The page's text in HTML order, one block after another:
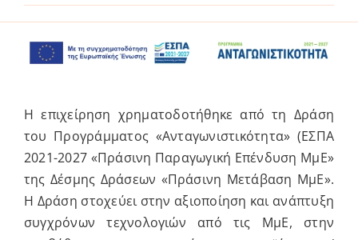
Η επιχείρηση χρηματοδοτήθηκε από τη Δράση
του Προγράμματος «Ανταγωνιστικότητα» (ΕΣΠΑ
2021-2027 «Πράσινη Παραγωγική Επένδυση ΜμΕ»
της Δέσμης Δράσεων «Πράσινη Μετάβαση ΜμΕ».
Η Δράση στοχεύει στην αξιοποίηση και ανάπτυξη
συγχρόνων τεχνολογιών από τις ΜμΕ, στην